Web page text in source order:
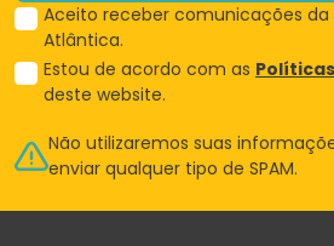
Aceito receber comunicações da
Atlântica.
Estou de acordo com as
deste website.
Não utilizaremos suas
enviar qualquer tipo de SPAM.